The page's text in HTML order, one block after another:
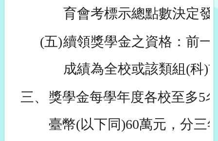
育會考標示總點數決定發
(五)續領獎學金之資格：前
成績為全校或該類組(科)
三、 獎學金每學年度各校至多5
臺幣(以下同)60萬元，分三